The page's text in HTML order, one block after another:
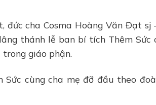
đức cha Cosma Hoàng Văn Đạt sj
thánh lễ ban bí tích Thêm Sức
giáo phận.
cùng cha mẹ đỡ đầu theo